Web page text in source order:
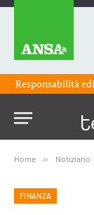
Responsabilità
Home » Notiziario
FINANZA